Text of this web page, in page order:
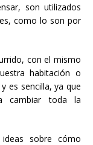
son utilizados
como lo son por
con el mismo
habitación o
es sencilla, ya que
cambiar toda la
sobre cómo